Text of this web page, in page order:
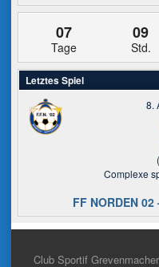
07
Tage
09
Std.
Letztes Spiel
8.
Complexe
FF NORDEN
Club Sportif Grevenmacher